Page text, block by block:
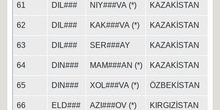
61 DIL### NIY###VA (*) KAZAKİSTAN
62 DIL### KAK###VA (*) KAZAKİSTAN
63 DIL### SER###AY KAZAKİSTAN
64 DIN### MAM###AN (*) KAZAKİSTAN
65 DIN### XOL###VA (*) ÖZBEKİSTAN
66 ELD### AZI###OV (*) KIRGIZİSTAN